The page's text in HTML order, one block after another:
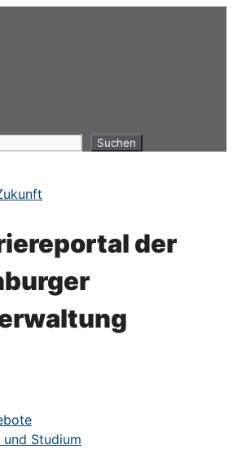
Suchen
der
Studium